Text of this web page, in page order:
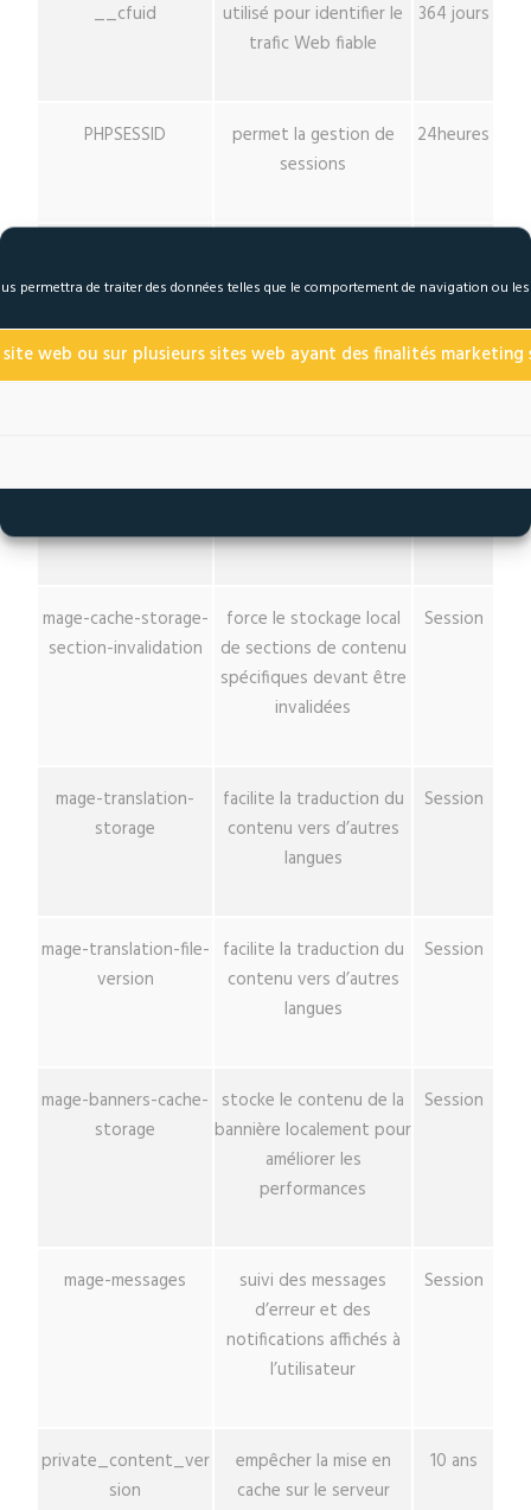
permettra de traiter des données telles que le comportement de navigation ou
web ou sur plusieurs sites web ayant des finalités marketing
__cfuid
utilisé pour identifier le
trafic Web fiable
364 jours
PHPSESSID
permet la gestion de
sessions
24heures
mage-cache-sessid
déclenche le nettoyage
du stockage du cache
Session
mage-cache-storage
active les fonctions de
Session
mage-cache-storage-
section-invalidation
force le stockage local
de sections de contenu
spécifiques devant être
invalidées
Session
mage-translation-
storage
facilite la traduction du
contenu vers d’autres
langues
Session
mage-translation-file-
version
facilite la traduction du
contenu vers d’autres
langues
Session
mage-banners-cache-
storage
stocke le contenu de la
bannière localement pour
améliorer les
performances
Session
mage-messages
suivi des messages
d’erreur et des
notifications affichés à
l’utilisateur
Session
private_content_ver
sion
empêcher la mise en
cache sur le serveur
10 ans